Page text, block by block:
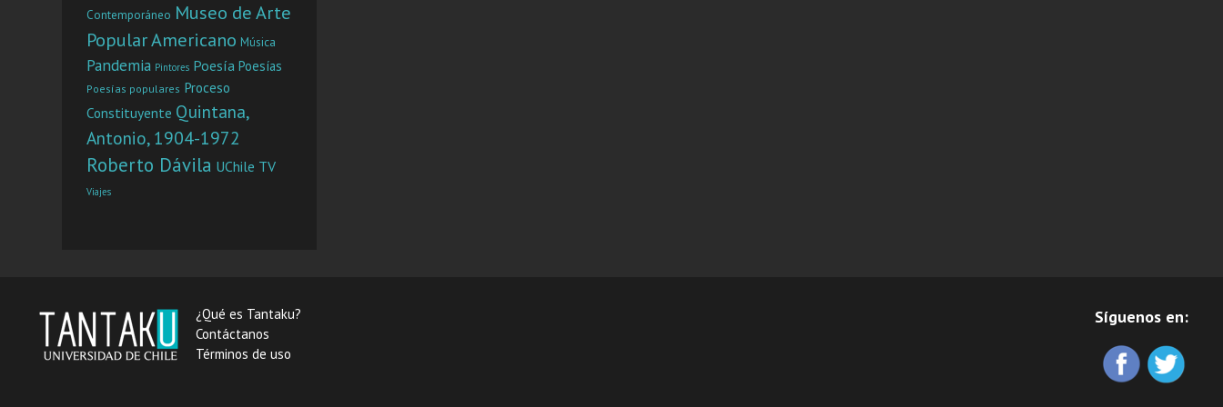
Contemporáneo Museo de Arte
Popular Americano Música
Pandemia Pintores Poesía Poesías
Poesías populares Proceso
Constituyente Quintana,
Antonio, 1904-1972
Roberto Dávila UChile TV
Viajes
¿Qué es Tantaku?
Contáctanos
Términos de uso
Síguenos en: